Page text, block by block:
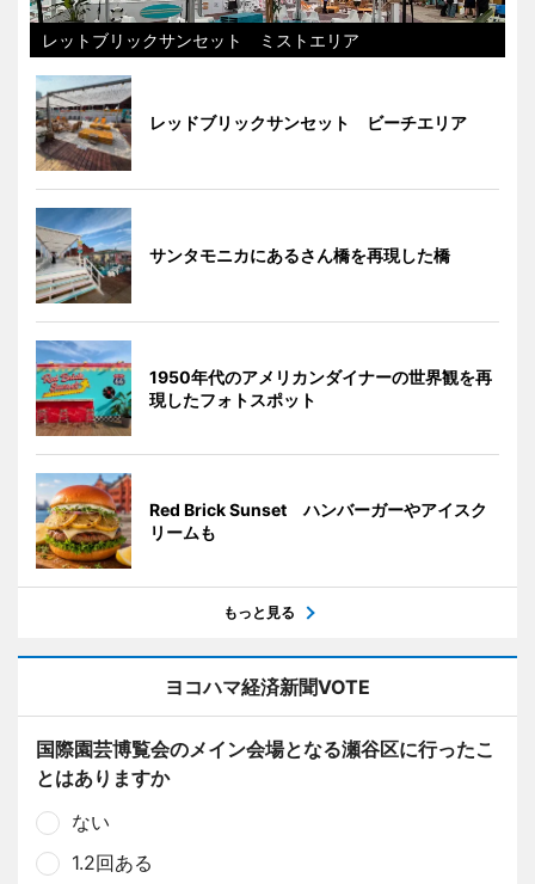
レットブリックサンセット ミストエリア
レッドブリックサンセット ビーチエリア
サンタモニカにあるさん橋を再現した橋
1950年代のアメリカンダイナーの世界観を再
現したフォトスポット
Red Brick Sunset ハンバーガーやアイスク
リームも
もっと見る
ヨコハマ経済新聞VOTE
国際園芸博覧会のメイン会場となる瀬谷区に行ったこ
とはありますか
ない
1.2回ある